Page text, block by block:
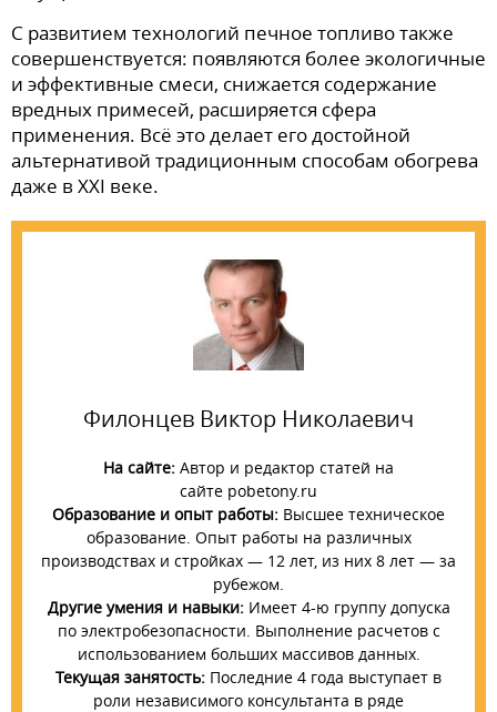
С развитием технологий печное топливо также
совершенствуется: появляются более экологичные
и эффективные смеси, снижается содержание
вредных примесей, расширяется сфера
применения. Всё это делает его достойной
альтернативой традиционным способам обогрева
даже в XXI веке.
Филонцев Виктор Николаевич
На сайте: Автор и редактор статей на
сайте pobetony.ru
Образование и опыт работы: Высшее техническое
образование. Опыт работы на различных
производствах и стройках — 12 лет, из них 8 лет — за
рубежом.
Другие умения и навыки:Имеет 4-ю группу допуска
по электробезопасности. Выполнение расчетов с
использованием больших массивов данных.
Текущая занятость: Последние 4 года выступает в
роли независимого консультанта в ряде